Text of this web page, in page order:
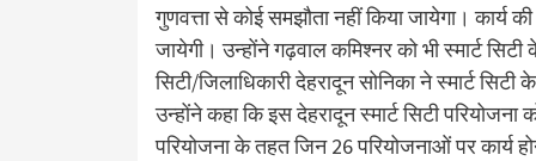
गुणवत्ता से कोई समझौता नहीं किया जायेगा। कार्य
जायेगी। उन्होंने गढ़वाल कमिश्नर को भी स्मार्ट सिटी
सिटी/जिलाधिकारी देहरादून सोनिका ने स्मार्ट
उन्होंने कहा कि इस देहरादून स्मार्ट सिटी
परियोजना के तहत जिन 26 परियोजनाओं पर कार्य